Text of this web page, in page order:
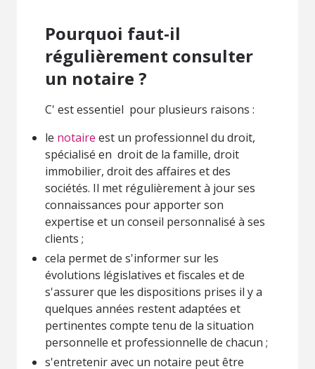
Pourquoi faut-il
régulièrement consulter
un notaire ?
C' est essentiel pour plusieurs raisons :
le notaire est un professionnel du droit,
spécialisé en droit de la famille, droit
immobilier, droit des affaires et des
sociétés. Il met régulièrement à jour ses
connaissances pour apporter son
expertise et un conseil personnalisé à ses
clients ;
cela permet de s'informer sur les
évolutions législatives et fiscales et de
s'assurer que les dispositions prises il y a
quelques années restent adaptées et
pertinentes compte tenu de la situation
personnelle et professionnelle de chacun ;
s'entretenir avec un notaire peut être